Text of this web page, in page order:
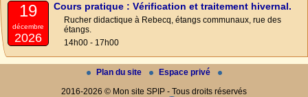
19
décembre
2026
Cours pratique : Vérification et traitement hivernal.
Rucher didactique à Rebecq, étangs communaux, rue des
étangs.
14h00 - 17h00
Plan du site
Espace privé
2016-2026 © Mon site SPIP - Tous droits réservés